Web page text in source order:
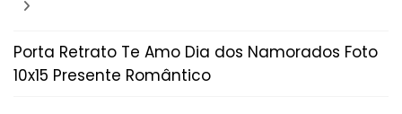
Porta Retrato Te Amo Dia dos Namorados Foto
10x15 Presente Romântico